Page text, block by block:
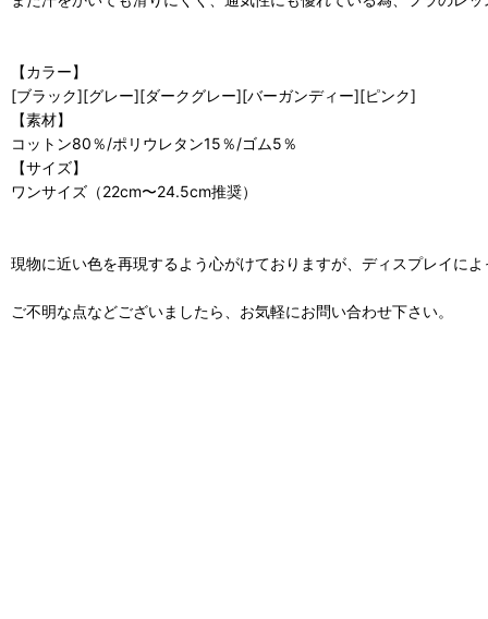
【カラー】
[ブラック][グレー][ダークグレー][バーガンディー][ピンク]
【素材】
コットン80％/ポリウレタン15％/ゴム5％
【サイズ】
ワンサイズ（22cm〜24.5cm推奨）
現物に近い色を再現するよう心がけておりますが、ディスプレイに
ご不明な点などございましたら、お気軽にお問い合わせ下さい。